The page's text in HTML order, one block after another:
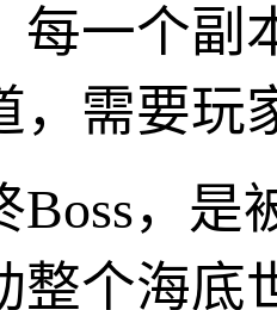
每一个副
，需要玩
Boss，是
整个海底